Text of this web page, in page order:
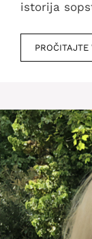
istorija
PROČITAJTE